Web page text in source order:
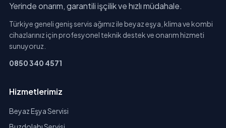
Yerinde onarım, garantili işçilik ve hızlı müdahale.
Türkiye geneli geniş servis ağımız ile beyaz eşya, klima ve kombi
cihazlarınız için profesyonel teknik destek ve onarım hizmeti
sunuyoruz.
0850 340 4571
Hizmetlerimiz
Beyaz Eşya Servisi